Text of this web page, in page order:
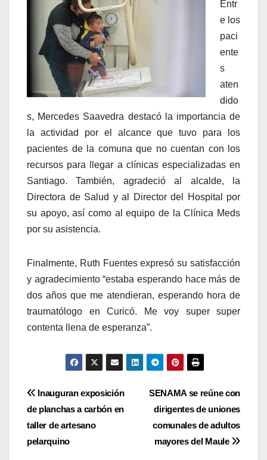
Entr
e los
paci
ente
s
aten
dido
s, Mercedes Saavedra destacó la importancia de
la actividad por el alcance que tuvo para los
pacientes de la comuna que no cuentan con los
recursos para llegar a clínicas especializadas en
Santiago. También, agradeció al alcalde, la
Directora de Salud y al Director del Hospital por
su apoyo, así como al equipo de la Clínica Meds
por su asistencia.
Finalmente, Ruth Fuentes expresó su satisfacción
y agradecimiento “estaba esperando hace más de
dos años que me atendieran, esperando hora de
traumatólogo en Curicó. Me voy super super
contenta llena de esperanza”.
Navegación
de
entradas
SENAMA se reúne con
dirigentes de uniones
comunales de adultos
mayores del Maule
Inauguran exposición
de planchas a carbón en
taller de artesano
pelarquino